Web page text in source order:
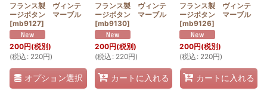
フランス製 ヴィンテ
ージボタン マーブル
[mb9127]
200円(税別)
(税込 : 220円)
オプション選択
フランス製 ヴィンテ
ージボタン マーブル
[mb9130]
200円(税別)
(税込 : 220円)
カートに入れる
フランス製 ヴィンテ
ージボタン マーブル
[mb9126]
200円(税別)
(税込 : 220円)
カートに入れる